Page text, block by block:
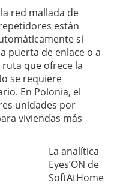
red mallada de
están
si
puerta de enlace o a
que ofrece la
se requiere
En Polonia, el
unidades por
viviendas más
La analítica
Eyes’ON de
SoftAtHome